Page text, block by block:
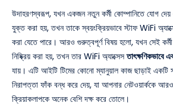
উদাহরণস্বরূপ, যখন একজন নতুন কর্মী কোম্পানিতে যোগ
যুক্ত করা হয়, তখন তাকে স্বয়ংক্রিয়ভাবে স্টাফ WiFi
করা যেতে পারে। আরও গুরুত্বপূর্ণ বিষয় হলো, যখন সেই
নিষ্ক্রিয় করা হয়, তখন তার WiFi অ্যাক্সেসতাৎক্ষণিকভাবে
যায়। এটি আইটি টিমের কোনো ম্যানুয়াল কাজ ছাড়াই একটি
নিরাপত্তা ফাঁক বন্ধ করে দেয়, যা আপনার নেটওয়ার্ককে
ক্রিয়াকলাপকে অনেক বেশি দক্ষ করে তোলে।